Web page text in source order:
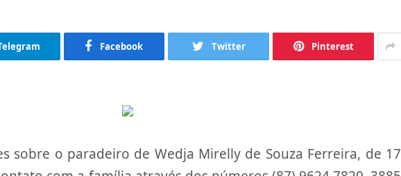
Facebook Twitter Pinterest
sobre o paradeiro de Wedja Mirelly de Souza Ferreira, de 17